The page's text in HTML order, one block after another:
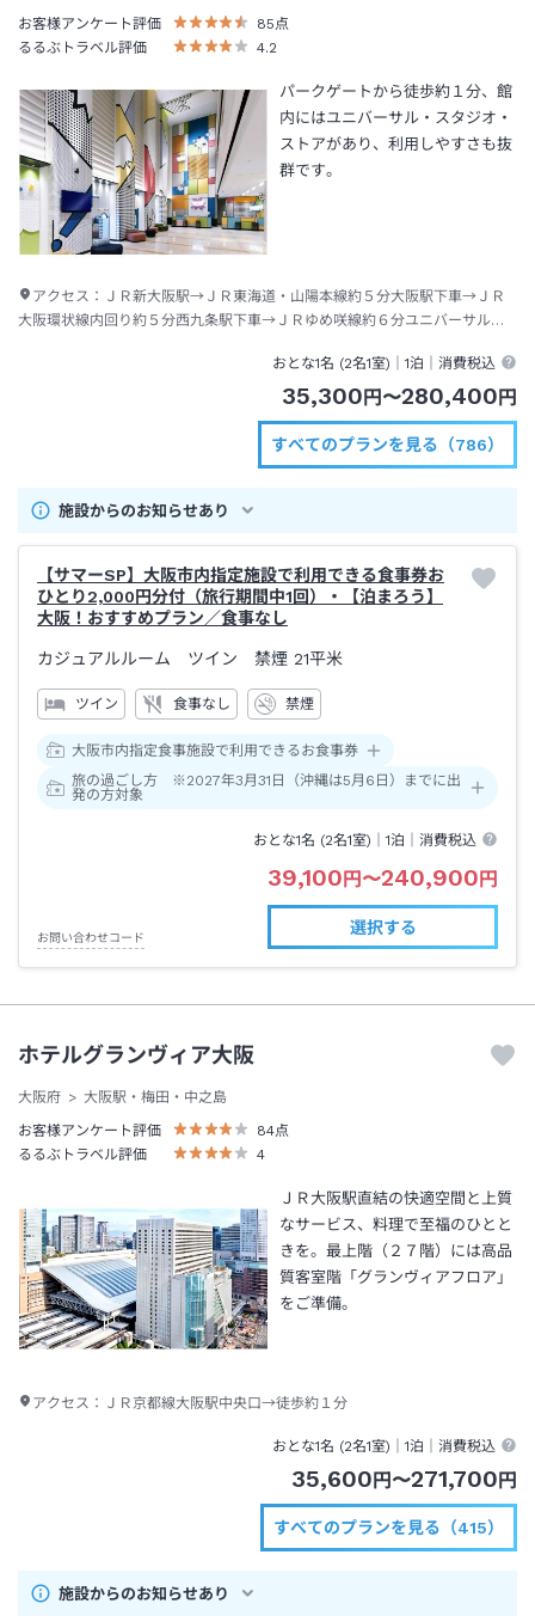
お客様アンケート評価
85 点
るるぶトラベル評価
4.2
パークゲートから徒歩約１分、館
内にはユニバーサル・スタジオ・
ストアがあり、利用しやすさも抜
群です。
アクセス： ＪＲ新大阪駅→ＪＲ東海道・山陽本線約５分大阪駅下車→ＪＲ
大阪環状線内回り約５分西九条駅下車→ＪＲゆめ咲線約６分ユニバーサルシ
おとな1名 (2名1室)｜1泊 ｜消費税込
35,300 円 〜280,400 円
すべてのプランを見る（786）
施設からのお知らせあり
【サマーSP】大阪市内指定施設で利用できる食事券お
ひとり2,000円分付（旅行期間中1回）・【泊まろう】
大阪！おすすめプラン／食事なし
カジュアルルーム ツイン 禁煙 21平米
ツイン 食事なし 禁煙
大阪市内指定食事施設で利用できるお食事券
旅の過ごし方 ※2027年3月31日（沖縄は5月6日）までに出
発の方対象
おとな1名 (2名1室)｜1泊 ｜消費税込
39,100 円 〜240,900 円
お問い合わせコード
選択する
ホテルグランヴィア大阪
大阪府
大阪駅・梅田・中之島
お客様アンケート評価
84点
るるぶトラベル評価
4
ＪＲ大阪駅直結の快適空間と上質
なサービス、料理で至福のひとと
きを。最上階（２７階）には高品
質客室階「グランヴィアフロア」
をご準備。
アクセス： ＪＲ京都線大阪駅中央口→徒歩約１分
おとな1名 (2名1室)｜1泊 ｜消費税込
35,600 円 〜271,700 円
すべてのプランを見る（415）
施設からのお知らせあり